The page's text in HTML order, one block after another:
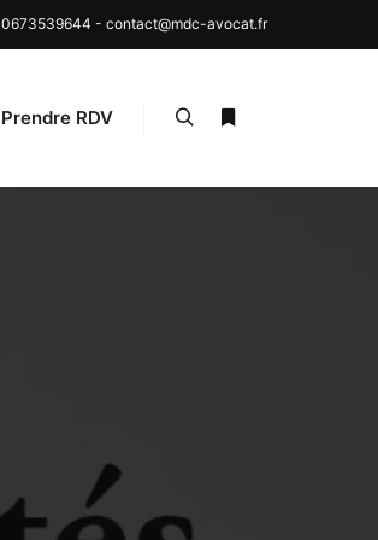
0673539644 - contact@mdc-avocat.fr
Prendre RDV